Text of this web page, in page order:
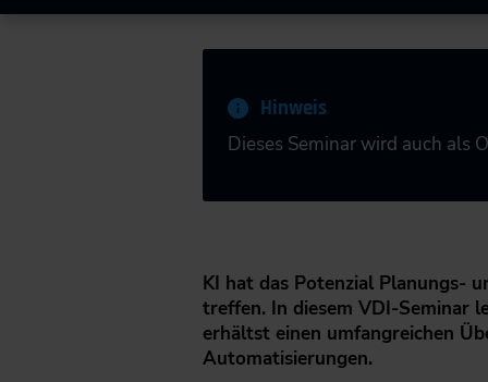
Hinweis
Dieses Seminar wird auch als
KI hat das Potenzial Planungs-
treffen. In diesem VDI-Seminar
erhältst einen umfangreichen
Automatisierungen.